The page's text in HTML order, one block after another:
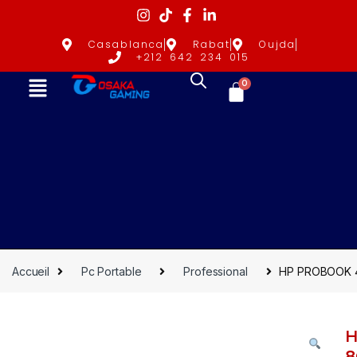
Casablanca Rabat
Oujda
+212 642 234 015
0
Accueil Pc Portable Professional HP